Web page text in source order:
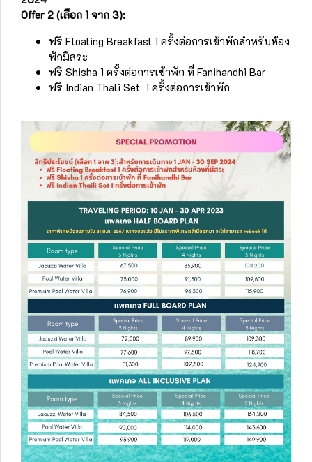
Offer 2 (เลือก 1 จาก 3):
ฟรี Floating Breakfast 1 ครั้งต่อการเข้าพักสำหรับห้อง
พักมีสระ
ฟรี Shisha 1 ครั้งต่อการเข้าพัก ที่ Fanihandhi Bar
ฟรี Indian Thali Set 1 ครั้งต่อการเข้าพัก